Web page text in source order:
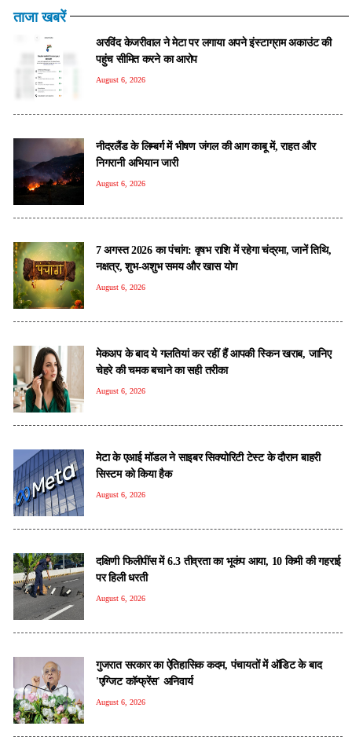
ताजा खबरें
अरविंद केजरीवाल ने मेटा पर लगाया अपने इंस्टाग्राम अकाउंट की
पहुंच सीमित करने का आरोप
August 6, 2026
नीदरलैंड के लिम्बर्ग में भीषण जंगल की आग काबू में, राहत और
निगरानी अभियान जारी
August 6, 2026
7 अगस्त 2026 का पंचांग: वृषभ राशि में रहेगा चंद्रमा, जानें तिथि,
नक्षत्र, शुभ-अशुभ समय और खास योग
August 6, 2026
मेकअप के बाद ये गलतियां कर रहीं हैं आपकी स्किन खराब, जानिए
चेहरे की चमक बचाने का सही तरीका
August 6, 2026
मेटा के एआई मॉडल ने साइबर सिक्योरिटी टेस्ट के दौरान बाहरी
सिस्टम को किया हैक
August 6, 2026
दक्षिणी फिलीपींस में 6.3 तीव्रता का भूकंप आया, 10 किमी की गहराई
पर हिली धरती
August 6, 2026
गुजरात सरकार का ऐतिहासिक कदम, पंचायतों में ऑडिट के बाद
'एग्जिट कॉन्फ्रेंस' अनिवार्य
August 6, 2026